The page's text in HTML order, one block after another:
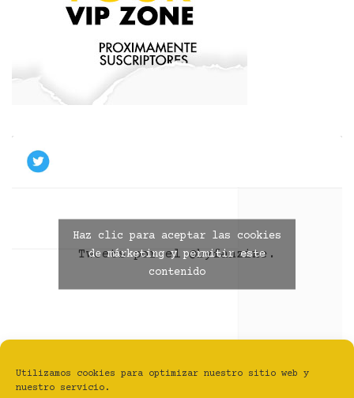
Utilizamos cookies para optimizar nuestro sitio web y
nuestro servicio.
Tweets por el @byfanzine.
Haz clic para aceptar las cookies
de márketing y permitir este
contenido